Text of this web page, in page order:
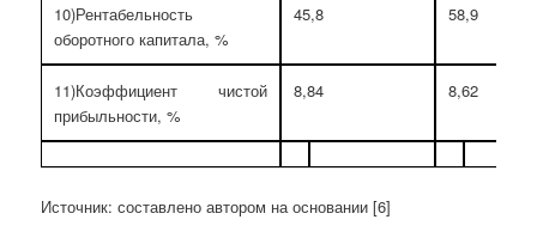
10)Рентабельность
оборотного капитала, %
45,8 58,9
11)Коэффициент чистой
прибыльности, %
8,84 8,62
Источник: составлено автором на основании [6]